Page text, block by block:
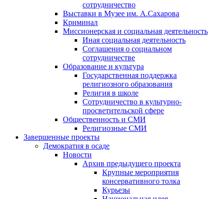
сотрудничество
Выставки в Музее им. А.Сахарова
Криминал
Миссионерская и социальная деятельность
Иная социальная деятельность
Соглашения о социальном
сотрудничестве
Образование и культура
Государственная поддержка
религиозного образования
Религия в школе
Сотрудничество в культурно-
просветительской сфере
Общественность и СМИ
Религиозные СМИ
Завершенные проекты
Демократия в осаде
Новости
Архив предыдущего проекта
Крупные мероприятия
консервативного толка
Курьезы